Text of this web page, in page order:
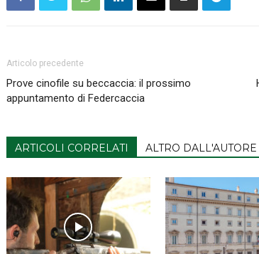
Articolo precedente
Prove cinofile su beccaccia: il prossimo
appuntamento di Federcaccia
ARTICOLI CORRELATI ALTRO DALL'AUTORE